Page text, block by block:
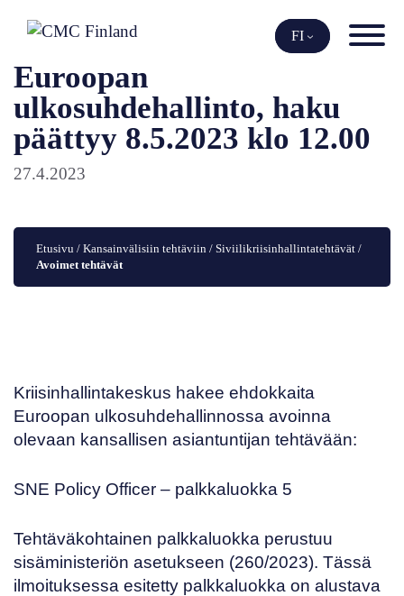
sisältöön
FI
Euroopan
ulkosuhdehallinto, haku
päättyy 8.5.2023 klo 12.00
27.4.2023
Etusivu / Kansainvälisiin tehtäviin / Siviilikriisinhallintatehtävät
Avoimet tehtävät
Kriisinhallintakeskus hakee ehdokkaita
Euroopan ulkosuhdehallinnossa avoinna
olevaan kansallisen asiantuntijan tehtävään:
SNE Policy Officer – palkkaluokka 5
Tehtäväkohtainen palkkaluokka perustuu
sisäministeriön asetukseen (260/2023). Tässä
ilmoituksessa esitetty palkkaluokka on alustava